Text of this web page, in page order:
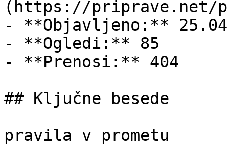
(https://priprave.net/
- **Objavljeno:**
- **Ogledi:** 85
- **Prenosi:** 404
## Ključne besede
pravila v prometu